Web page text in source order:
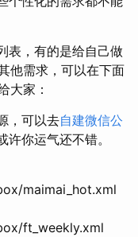
表，有的是给自己做
他需求，可以在下面
大家：
，可以去自建微信公
你运气还不错。
maimai_hot.xml
ft_weekly.xml